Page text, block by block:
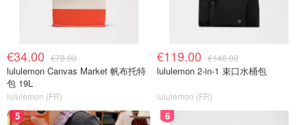
€34.00 €78.00
lululemon Canvas Market 帆布托特
包 19L
lululemon (FR)
€119.00 €148.00
lululemon 2-in-1 束口水桶包
lululemon (FR)
5 6